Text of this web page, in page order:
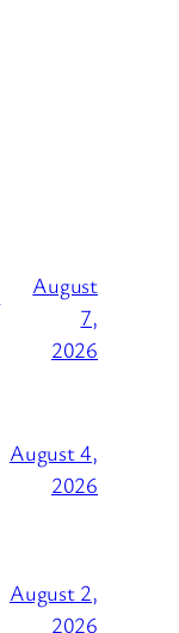
August
7,
2026
August 4,
2026
August 2,
2026